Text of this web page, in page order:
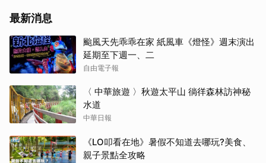
最新消息
颱風天先乖乖在家 紙風車《燈怪》週末演出
延期至下週一、二
自由電子報
〈 中華旅遊 〉秋遊太平山 徜徉森林訪神秘
水道
中華日報
《LO叩看在地》暑假不知道去哪玩?美食、
親子景點全攻略